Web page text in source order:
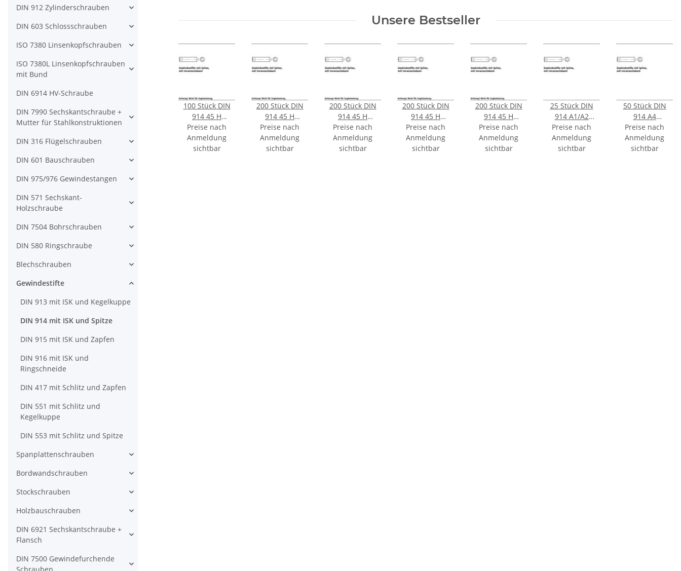
Unsere Bestseller
100 Stück DIN
914 45 H
Gewindestifte
mit Spitze mit
Innensechskant
Preise nach
Anmeldung
sichtbar
200 Stück DIN
914 45 H
galvanisch
verzinkt
Gewindestifte
Preise nach
Anmeldung
sichtbar
200 Stück DIN
914 45 H
galvanisch
verzinkt
Gewindestifte
Preise nach
Anmeldung
sichtbar
200 Stück DIN
914 45 H
galvanisch
verzinkt
Gewindestifte
Preise nach
Anmeldung
sichtbar
200 Stück DIN
914 45 H
galvanisch
verzinkt
Gewindestifte
Preise nach
Anmeldung
sichtbar
25 Stück DIN
914 A1/A2
Gewindestifte
mit Spitze mit
Innensechskant
Preise nach
Anmeldung
sichtbar
50 Stück DIN
914 A4
Gewindestifte
mit Spitze mit
Innensechskant
Preise nach
Anmeldung
sichtbar
DIN 912 Zylinderschrauben
DIN 603 Schlossschrauben
ISO 7380 Linsenkopfschrauben
ISO 7380L Linsenkopfschrauben
mit Bund
DIN 6914 HV-Schraube
DIN 7990 Sechskantschraube +
Mutter für Stahlkonstruktionen
DIN 316 Flügelschrauben
DIN 601 Bauschrauben
DIN 975/976 Gewindestangen
DIN 571 Sechskant-
Holzschraube
DIN 7504 Bohrschrauben
DIN 580 Ringschraube
Blechschrauben
Gewindestifte
DIN 913 mit ISK und Kegelkuppe
DIN 914 mit ISK und Spitze
DIN 915 mit ISK und Zapfen
DIN 916 mit ISK und
Ringschneide
DIN 417 mit Schlitz und Zapfen
DIN 551 mit Schlitz und
Kegelkuppe
DIN 553 mit Schlitz und Spitze
Spanplattenschrauben
Bordwandschrauben
Stockschrauben
Holzbauschrauben
DIN 6921 Sechskantschraube +
Flansch
DIN 7500 Gewindefurchende